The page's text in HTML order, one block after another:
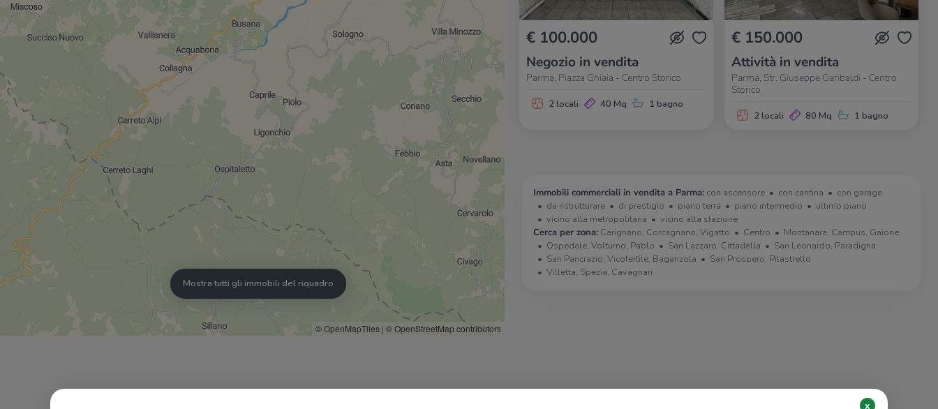
€ 100.000
Negozio in vendita
Parma, Piazza Ghiaia - Centro Storico
2 locali 40 Mq 1 bagno
€ 150.000
Attività in vendita
Parma, Str. Giuseppe Garibaldi - Centro
Storico
2 locali 80 Mq 1 bagno
Immobili commerciali in vendita a Parma: con ascensore con cantina
con garage
da ristrutturare
di prestigio piano terra piano intermedio
ultimo piano
vicino alla metropolitana
vicino alla stazione
Cerca per zona: Carignano, Corcagnano, Vigatto Centro
Montanara, Campus, Gaione
Ospedale, Volturno, Pablo
San Lazzaro, Cittadella
San Leonardo, Paradigna
San Pancrazio, Vicofertile, Baganzola
San Prospero, Pilastrello
Villetta, Spezia, Cavagnari
© OpenMapTiles| © OpenStreetMap contributors
Mostra tutti gli immobili del riquadro
x